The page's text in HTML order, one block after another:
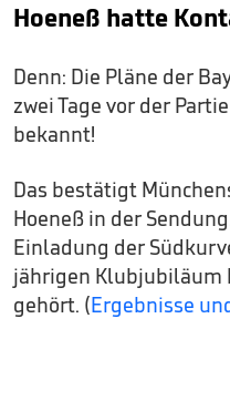
Hoeneß hatte
Denn: Die Pläne der
zwei Tage vor der
bekannt!
Das bestätigt
Hoeneß in der
Einladung der
jährigen Klubjubiläum
gehört. (Ergebnisse